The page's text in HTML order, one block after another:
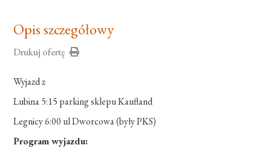
Opis szczegółowy
Drukuj ofertę
Wyjazd z
Lubina 5:15 parking sklepu Kaufland
Legnicy 6:00 ul Dworcowa (były PKS)
Program wyjazdu: